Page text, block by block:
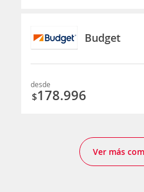
Budget
desde
$178.996
Ver más